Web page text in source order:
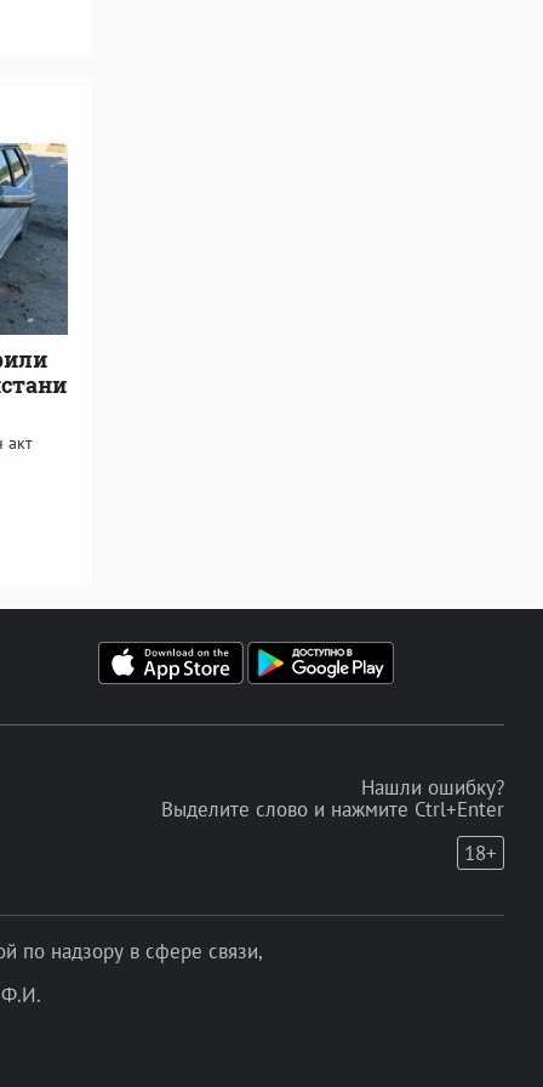
акт
Нашли ошибку?
Выделите слово и нажмите Ctrl+Enter
18+
по надзору в сфере связи,
Ф.И.